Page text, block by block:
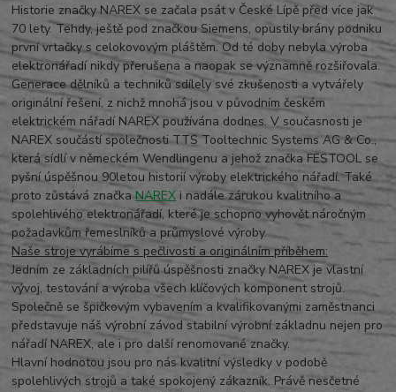
Historie značky NAREX se začala psát v České Lípě před více jak
70 lety. Tehdy, ještě pod značkou Siemens, opustily brány podniku
první vrtačky s celokovovým pláštěm. Od té doby nebyla výroba
elektronářadí nikdy přerušena a naopak se významně rozšiřovala.
Generace dělníků a techniků sdílely své zkušenosti a vytvářely
originální řešení, z nichž mnohá jsou v původním českém
elektrickém nářadí NAREX používána dodnes. V současnosti je
NAREX součástí společnosti TTS Tooltechnic Systems AG & Co.,
která sídlí v německém Wendlingenu a jehož značka FESTOOL se
pyšní úspěšnou 90letou historií výroby elektrického nářadí. Také
proto zůstává značkaNAREX i nadále zárukou kvalitního a
spolehlivého elektronářadí, které je schopno vyhovět náročným
požadavkům řemeslníků a průmyslové výroby.
Naše stroje vyrábíme s pečlivostí a originálním příběhem:
Jedním ze základních pilířů úspěšnosti značky NAREX je vlastní
vývoj, testování a výroba všech klíčových komponent strojů.
Společně se špičkovým vybavením a kvalifikovanými zaměstnanci
představuje náš výrobní závod stabilní výrobní základnu nejen pro
nářadí NAREX, ale i pro další renomované značky.
Hlavní hodnotou jsou pro nás kvalitní výsledky v podobě
spolehlivých strojů a také spokojený zákazník. Právě nesčetné